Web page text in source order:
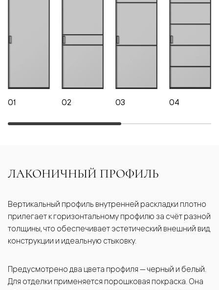
01 02 03 04
ЛАКОНИЧНЫЙ ПРОФИЛЬ
Вертикальный профиль внутренней раскладки плотно
прилегает к горизонтальному профилю за счёт разной
толщины, что обеспечивает эстетический внешний вид
конструкции и идеальную стыковку.
Предусмотрено два цвета профиля — черный и белый.
Для отделки применяется порошковая покраска. Она